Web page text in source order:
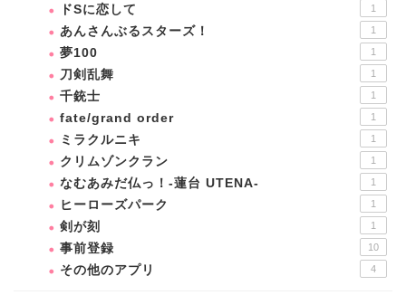
ドSに恋して 1
あんさんぶるスターズ！ 1
夢100 1
刀剣乱舞 1
千銃士 1
fate/grand order 1
ミラクルニキ 1
クリムゾンクラン 1
なむあみだ仏っ！-蓮台 UTENA- 1
ヒーローズパーク 1
剣が刻 1
事前登録 10
その他のアプリ 4